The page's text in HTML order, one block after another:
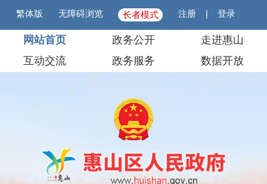
繁体版 无障碍浏览 长者模式 注册 |登录
网站首页 政务公开
走进惠山
互动交流
政务服务 数据开放